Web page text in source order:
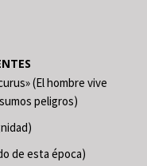
(El hombre vive
peligros)
de esta época)